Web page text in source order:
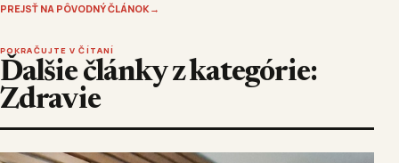
PREJSŤ NA PÔVODNÝ ČLÁNOK →
POKRAČUJTE V ČÍTANÍ
Ďalšie články z kategórie:
Zdravie